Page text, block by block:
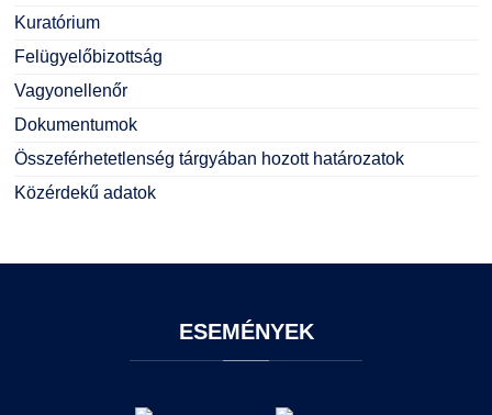
Kuratórium
Felügyelőbizottság
Vagyonellenőr
Dokumentumok
Összeférhetetlenség tárgyában hozott határozatok
Közérdekű adatok
ESEMÉNYEK